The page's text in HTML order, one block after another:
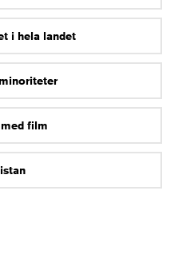
i hela landet
film